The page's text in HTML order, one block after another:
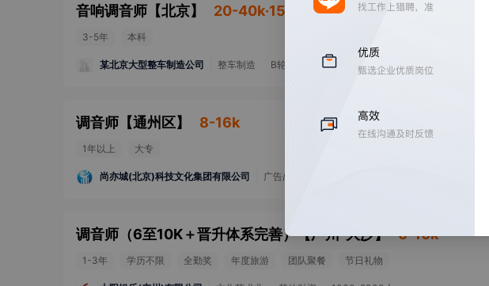
音响调音师 【北京】 20-40k·15薪
3-5年 本科
某北京大型整车制造公司 整车制造 B轮融资 10000人以上
调音师 【通州区】 8-16k
1年以上 大专
尚亦城(北京)科技文化集团有限公司 广告/公关/会展,新闻和出版业,游戏
调音师（6至10K＋晋升体系完善）【广州-大沙】 6-10k
1-3年 学历不限 全勤奖 年度旅游 团队聚餐 节日礼物